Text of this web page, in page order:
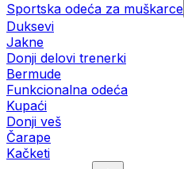
Sportska odeća za muškarce
Duksevi
Jakne
Donji delovi trenerki
Bermude
Funkcionalna odeća
Kupaći
Donji veš
Čarape
Kačketi